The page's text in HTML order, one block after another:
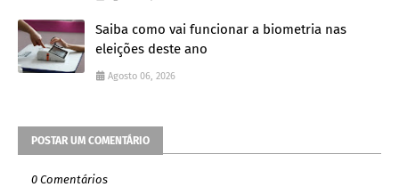
Saiba como vai funcionar a biometria nas
eleições deste ano
Agosto 06, 2026
POSTAR UM COMENTÁRIO
0 Comentários